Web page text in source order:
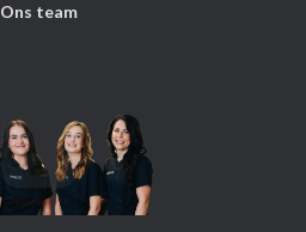
Ons team